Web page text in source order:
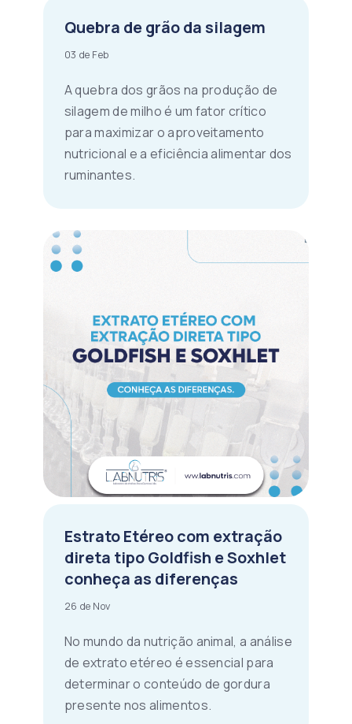
Quebra de grão da silagem
03 de Feb
A quebra dos grãos na produção de
silagem de milho é um fator crítico
para maximizar o aproveitamento
nutricional e a eficiência alimentar dos
ruminantes.
Estrato Etéreo com extração
direta tipo Goldfish e Soxhlet
conheça as diferenças
26 de Nov
No mundo da nutrição animal, a análise
de extrato etéreo é essencial para
determinar o conteúdo de gordura
presente nos alimentos.